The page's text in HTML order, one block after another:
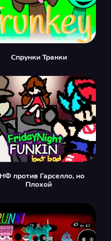
Спрунки Транки
против Гарселло, но
Плохой